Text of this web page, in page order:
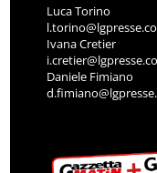
Luca Torino
Ivana Cretier
Daniele Fimiano